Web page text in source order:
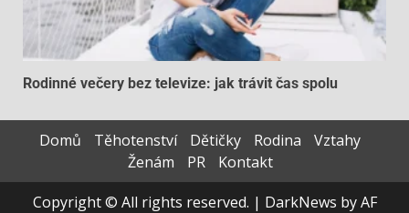
Rodinné večery bez televize: jak trávit čas spolu
Domů Těhotenství Dětičky Rodina
Vztahy
Ženám
PR
Kontakt
Copyright © All rights reserved. | DarkNews by AF